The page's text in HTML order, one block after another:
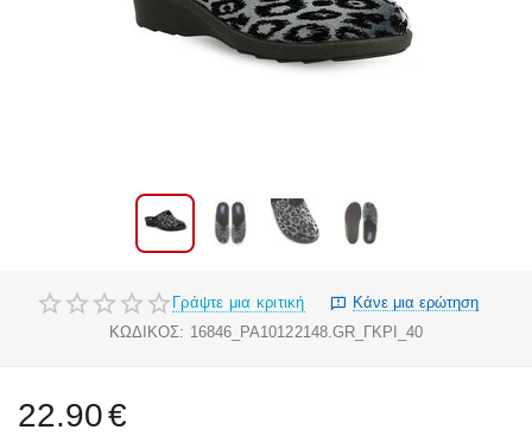
Γράψτε μια κριτική
Κάνε μια ερώτηση
ΚΩΔΙΚΟΣ: 16846_PA10122148.GR_ΓΚΡΙ_40
22.90€